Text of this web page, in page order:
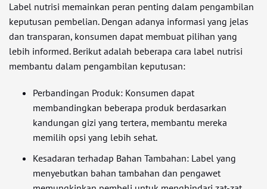
Label nutrisi memainkan peran penting dalam pengambilan
keputusan pembelian. Dengan adanya informasi yang jelas
dan transparan, konsumen dapat membuat pilihan yang
lebih informed. Berikut adalah beberapa cara label nutrisi
membantu dalam pengambilan keputusan:
Perbandingan Produk: Konsumen dapat
membandingkan beberapa produk berdasarkan
kandungan gizi yang tertera, membantu mereka
memilih opsi yang lebih sehat.
Kesadaran terhadap Bahan Tambahan: Label yang
menyebutkan bahan tambahan dan pengawet